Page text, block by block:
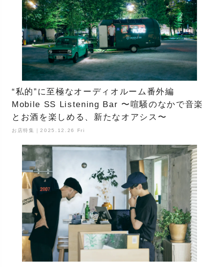
“私的”に至極なオーディオルーム番外編
Mobile SS Listening Bar 〜喧騒のなかで音楽
とお酒を楽しめる、新たなオアシス〜
お店特集｜2025.12.26 Fri